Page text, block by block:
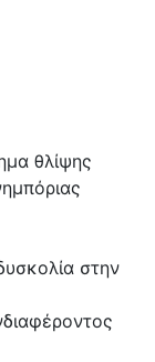
θλίψης
στην